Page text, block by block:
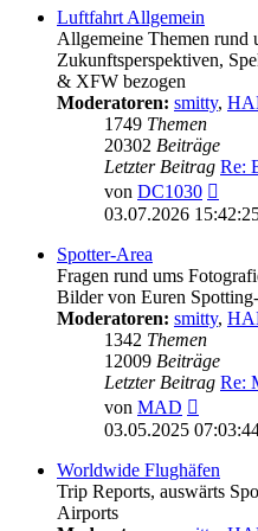
Luftfahrt Allgemein
Allgemeine Themen rund
Zukunftsperspektiven,
& XFW bezogen
Moderatoren: smitty,
1749 Themen
20302 Beiträge
Letzter Beitrag Re:
von DC1030
03.07.2026
Spotter-Area
Fragen rund ums
Bilder von Euren
Moderatoren: smitty,
1342 Themen
12009 Beiträge
Letzter Beitrag Re:
von MAD
Beitrag
03.05.2025
Worldwide Flughäfen
Trip Reports, auswärts
Airports